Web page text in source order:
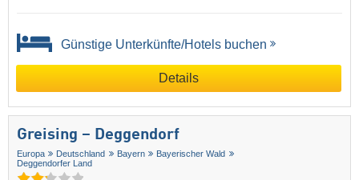
Günstige Unterkünfte/Hotels buchen
Details
Greising – Deggendorf
Europa Deutschland Bayern
Bayerischer Wald
Deggendorfer Land